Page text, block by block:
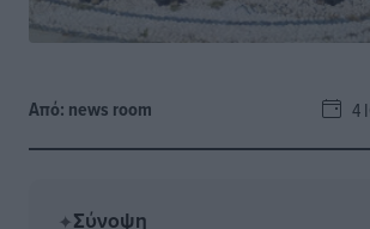
Από: news room 4
✦Σύνοψη